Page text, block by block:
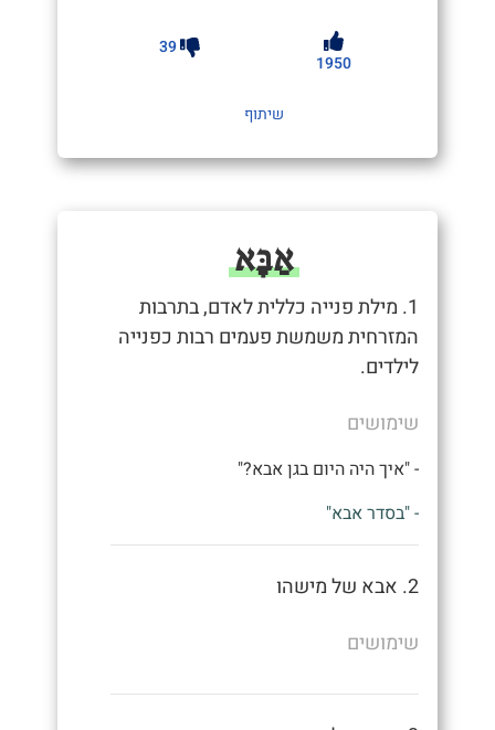
1950
39
שיתוף
אַבָּא
1. מילת פנייה כללית לאדם, בתרבות
המזרחית משמשת פעמים רבות כפנייה
לילדים.
שימושים
- "איך היה היום בגן אבא?"
- "בסדר אבא"
2. אבא של מישהו
שימושים